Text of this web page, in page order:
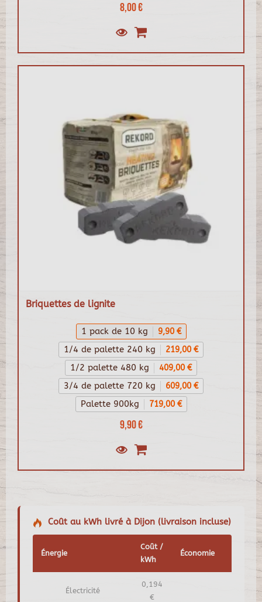
8,00 €
Briquettes de lignite
9,90 €
1 pack de 10 kg 9,90 €
1/4 de palette 240 kg 219,00 €
1/2 palette 480 kg 409,00 €
3/4 de palette 720 kg 609,00 €
Palette 900kg 719,00 €
Coût au kWh livré à Dijon (livraison incluse)
Énergie
Coût /
kWh
Économie
Électricité
0,194
€